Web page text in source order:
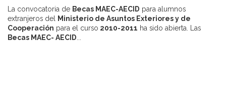
La convocatoria de Becas MAEC-AECID para alumnos
extranjeros del
Ministerio de Asuntos Exteriores y de
Cooperación para el curso 2010-2011 ha sido abierta. Las
Becas MAEC- AECID